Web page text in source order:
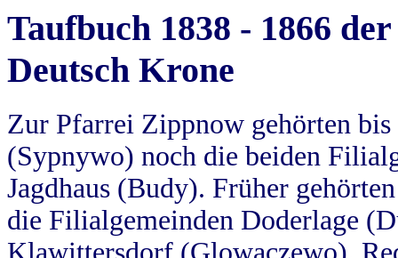
Taufbuch 1838 - 1866
Deutsch Krone
Zur Pfarrei Zippnow gehörten
(Sypnywo) noch die beiden
Jagdhaus (Budy). Früher
die Filialgemeinden Doderlage